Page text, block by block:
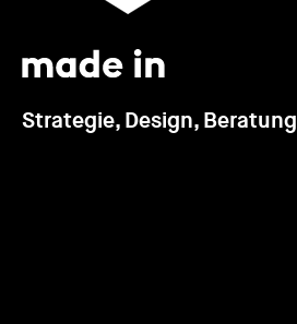
Strategie, Design, Beratung